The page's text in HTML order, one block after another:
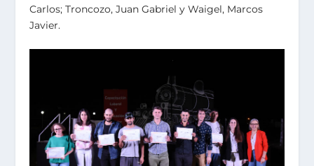
Carlos; Troncozo, Juan Gabriel y Waigel, Marcos
Javier.